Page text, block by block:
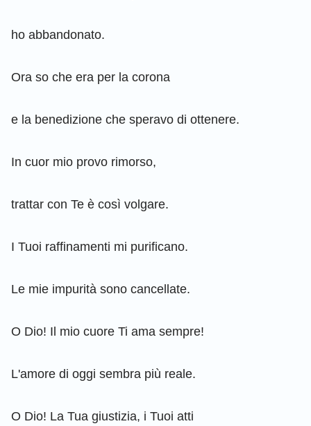
ho abbandonato.
Ora so che era per la corona
e la benedizione che speravo di ottenere.
In cuor mio provo rimorso,
trattar con Te è così volgare.
I Tuoi raffinamenti mi purificano.
Le mie impurità sono cancellate.
O Dio! Il mio cuore Ti ama sempre!
L'amore di oggi sembra più reale.
O Dio! La Tua giustizia, i Tuoi atti